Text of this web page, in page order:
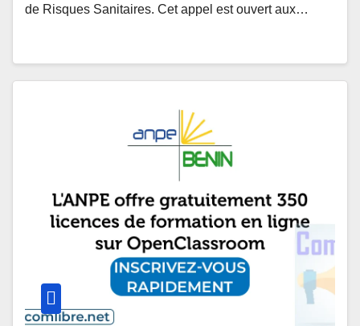
de Risques Sanitaires. Cet appel est ouvert aux…